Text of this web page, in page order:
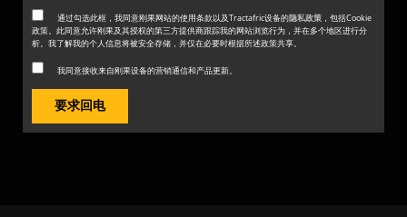
通过勾选此框，我同意刚果网站的使用条款以及Tractafric设备的隐私政策 ，包括Cookie
政策。此同意允许刚果及其授权的第三方提供商跟踪我的网站浏览行为，并在多个地区进行分
析。我了解我的个人信息将被安全存储，并仅在必要时根据所述政策共享。
我同意接收来自刚果设备的营销通信和产品更新。